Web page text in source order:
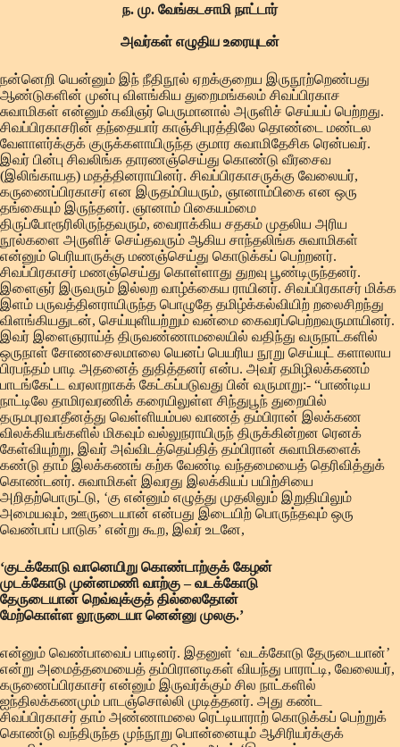
ந. மு. வேங்கடசாமி நாட்டார்
அவர்கள் எழுதிய உரையுடன்
நன்னெறி யென்னும் இந் நீதிநூல் ஏறக்குறைய இருநூற்றெண்பது
ஆண்டுகளின் முன்பு விளங்கிய துறைமங்கலம் சிவப்பிரகாச
சுவாமிகள் என்னும் கவிஞர் பெருமானால் அருளிச் செய்யப் பெற்றது.
சிவப்பிரகாசரின் தந்தையார் காஞ்சிபுரத்திலே தொண்டை மண்டல
வேளாளர்க்குக் குருக்களாயிருந்த குமார சுவாமிதேசிக ரென்பவர்.
இவர் பின்பு சிவலிங்க தாரணஞ்செய்து கொண்டு வீரசைவ
(இலிங்காயத) மதத்தினராயினர். சிவப்பிரகாசருக்கு வேலையர்,
கருணைப்பிரகாசர் என இருதம்பியரும், ஞானாம்பிகை என ஒரு
தங்கையும் இருந்தனர். ஞானாம் பிகையம்மை
திருப்போரூரிலிருந்தவரும், வைராக்கிய சதகம் முதலிய அரிய
நூல்களை அருளிச் செய்தவரும் ஆகிய சாந்தலிங்க சுவாமிகள்
என்னும் பெரியாருக்கு மணஞ்செய்து கொடுக்கப் பெற்றனர்.
சிவப்பிரகாசர் மணஞ்செய்து கொள்ளாது துறவு பூண்டிருந்தனர்.
இளைஞர் இருவரும் இல்லற வாழ்க்கைய ராயினர். சிவப்பிரகாசர் மிக்க
இளம் பருவத்தினராயிருந்த பொழுதே தமிழ்க்கல்வியிற் றலைசிறந்து
விளங்கியதுடன், செய்யுளியற்றும் வன்மை கைவரப்பெற்றவருமாயினர்.
இவர் இளைஞராய்த் திருவண்ணாமலையில் வதிந்து வருநாட்களில்
ஒருநாள் சோணசைலமாலை யெனப் பெயரிய நூறு செய்யுட் களாலாய
பிரபந்தம் பாடி அதனைத் துதித்தனர் என்ப. அவர் தமிழிலக்கணம்
பாடங்கேட்ட வரலாறாகக் கேட்கப்படுவது பின் வருமாறு:- “பாண்டிய
நாட்டிலே தாமிரவரணிக் கரையிலுள்ள சிந்துபூந் துறையில்
தருமபுரவாதீனத்து வெள்ளியம்பல வாணத் தம்பிரான் இலக்கண
விலக்கியங்களில் மிகவும் வல்லுநராயிருந் திருக்கின்றன ரெனக்
கேள்வியுற்று, இவர் அவ்விடத்தெய்தித் தம்பிரான் சுவாமிகளைக்
கண்டு தாம் இலக்கணங் கற்க வேண்டி வந்தமையைத் தெரிவித்துக்
கொண்டனர். சுவாமிகள் இவரது இலக்கியப் பயிற்சியை
அறிதற்பொருட்டு, ‘கு என்னும் எழுத்து முதலிலும் இறுதியிலும்
அமையவும், ஊருடையான் என்பது இடையிற் பொருந்தவும் ஒரு
வெண்பாப் பாடுக’ என்று கூற, இவர் உடனே,
‘குடக்கோடு வானெயிறு கொண்டாற்குக் கேழன்
முடக்கோடு முன்னமணி வாற்கு – வடக்கோடு
தேருடையான் றெவ்வுக்குத் தில்லைதோன்
மேற்கொள்ள லூருடையா னென்னு முலகு.’
என்னும் வெண்பாவைப் பாடினர். இதனுள் ‘வடக்கோடு தேருடையான்’
என்று அமைத்தமையைத் தம்பிரானடிகள் வியந்து பாராட்டி, வேலையர்,
கருணைப்பிரகாசர் என்னும் இருவர்க்கும் சில நாட்களில்
ஐந்திலக்கணமும் பாடஞ்சொல்லி முடித்தனர். அது கண்ட
சிவப்பிரகாசர் தாம் அண்ணாமலை ரெட்டியாராற் கொடுக்கப் பெற்றுக்
கொண்டு வந்திருந்த முந்நூறு பொன்னையும் ஆசிரியர்க்குக்